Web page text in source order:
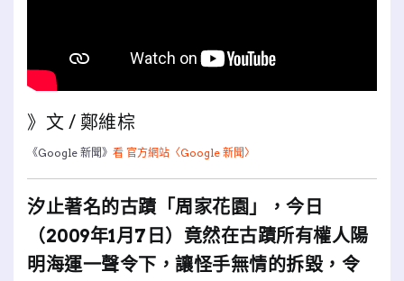
》文 / 鄭維棕
《Google 新聞》 看 官方網站〈Google 新聞〉
汐止著名的古蹟「周家花園」，今日
（2009年1月7日）竟然在古蹟所有權人陽
明海運一聲令下，讓怪手無情的拆毀，令